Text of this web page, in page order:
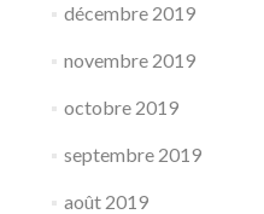
décembre 2019
novembre 2019
octobre 2019
septembre 2019
août 2019